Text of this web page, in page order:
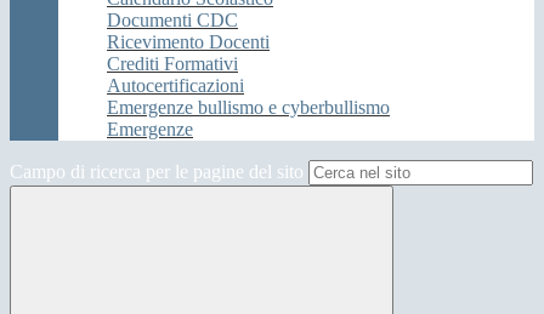
Documenti CDC
Ricevimento Docenti
Crediti Formativi
Autocertificazioni
Emergenze bullismo e cyberbullismo
Emergenze
Campo di ricerca per le pagine del sito